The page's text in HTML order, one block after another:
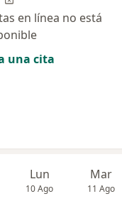
en línea no está
una cita
Lun
10 Ago
Mar
11 Ago